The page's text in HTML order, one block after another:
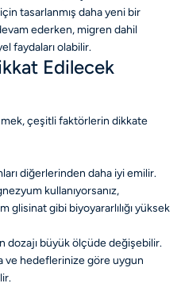
tasarlanmış daha yeni bir
ederken, migren dahil
faydaları olabilir.
Edilecek
çeşitli faktörlerin dikkate
diğerlerinden daha iyi emilir.
kullanıyorsanız,
gibi biyoyararlılığı yüksek
dozajı büyük ölçüde değişebilir.
ve hedeflerinize göre uygun